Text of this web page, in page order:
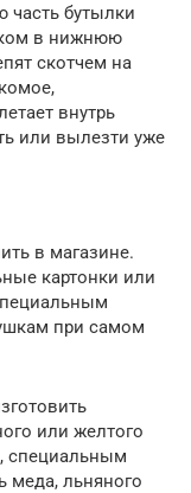
часть бутылки
в нижнюю
скотчем на
внутрь
или вылезти уже
в магазине.
картонки или
при самом
или желтого
специальным
меда, льняного